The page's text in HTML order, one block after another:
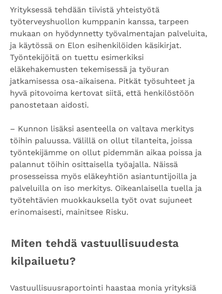
Yrityksessä tehdään tiivistä yhteistyötä
työterveyshuollon kumppanin kanssa, tarpeen
mukaan on hyödynnetty työvalmentajan palveluita,
ja käytössä on Elon esihenkilöiden käsikirjat.
Työntekijöitä on tuettu esimerkiksi
eläkehakemusten tekemisessä ja työuran
jatkamisessa osa-aikaisena. Pitkät työsuhteet ja
hyvä pitovoima kertovat siitä, että henkilöstöön
panostetaan aidosti.
– Kunnon lisäksi asenteella on valtava merkitys
töihin paluussa. Välillä on ollut tilanteita, joissa
työntekijämme on ollut pidemmän aikaa poissa ja
palannut töihin osittaisella työajalla. Näissä
prosesseissa myös eläkeyhtiön asiantuntijoilla ja
palveluilla on iso merkitys. Oikeanlaisella tuella ja
työtehtävien muokkauksella työt ovat sujuneet
erinomaisesti, mainitsee Risku.
Miten tehdä vastuullisuudesta
kilpailuetu?
Vastuullisuusraportointi haastaa monia yrityksiä